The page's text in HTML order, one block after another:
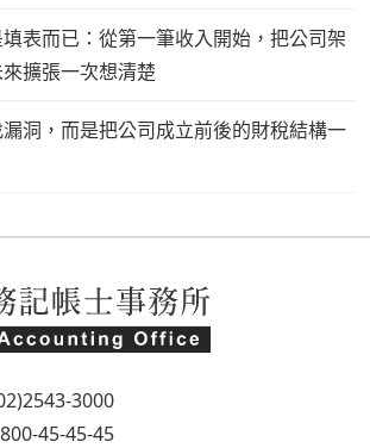
表而已：從第一筆收入開始，把公司架
擴張一次想清楚
洞，而是把公司成立前後的財稅結構一
3000
45-45-45